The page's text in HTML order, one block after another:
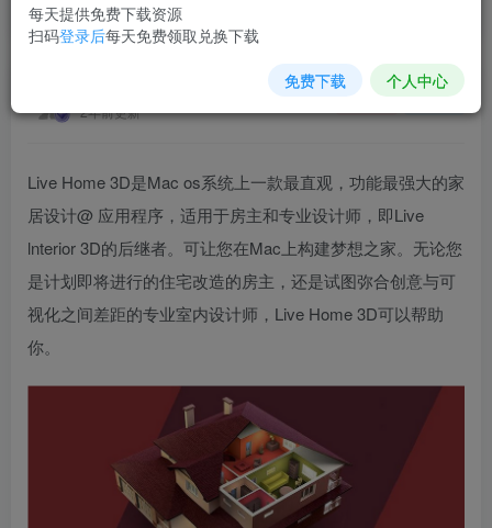
首页 软件插件 正文
2年前更新
关注 私信
Live Home 3D是Mac os系统上一款最直观，功能最强大的家
居设计@ 应用程序，适用于房主和专业设计师，即Live
lnterior 3D的后继者。可让您在Mac上构建梦想之家。无论您
是计划即将进行的住宅改造的房主，还是试图弥合创意与可
视化之间差距的专业室内设计师，Live Home 3D可以帮助
你。
每天提供免费下载资源
扫码登录后每天免费领取兑换下载
免费下载 个人中心